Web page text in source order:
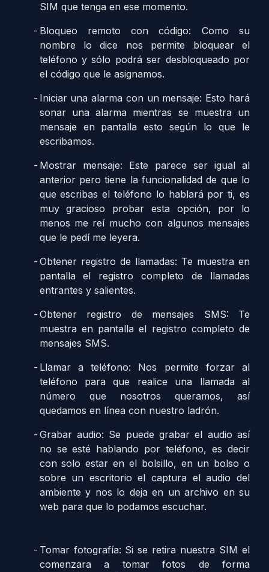
SIM que tenga en ese momento.
Bloqueo remoto con código: Como su
nombre lo dice nos permite bloquear el
teléfono y sólo podrá ser desbloqueado por
el código que le asignamos.
Iniciar una alarma con un mensaje: Esto hará
sonar una alarma mientras se muestra un
mensaje en pantalla esto según lo que le
escribamos.
Mostrar mensaje: Este parece ser igual al
anterior pero tiene la funcionalidad de que lo
que escribas el teléfono lo hablará por ti, es
muy gracioso probar esta opción, por lo
menos me reí mucho con algunos mensajes
que le pedí me leyera.
Obtener registro de llamadas: Te muestra en
pantalla el registro completo de llamadas
entrantes y salientes.
Obtener registro de mensajes SMS: Te
muestra en pantalla el registro completo de
mensajes SMS.
Llamar a teléfono: Nos permite forzar al
teléfono para que realice una llamada al
número que nosotros queramos, así
quedamos en línea con nuestro ladrón.
Grabar audio: Se puede grabar el audio así
no se esté hablando por teléfono, es decir
con solo estar en el bolsillo, en un bolso o
sobre un escritorio el captura el audio del
ambiente y nos lo deja en un archivo en su
web para que lo podamos escuchar.
Tomar fotografía: Si se retira nuestra SIM el
comenzara a tomar fotos de forma